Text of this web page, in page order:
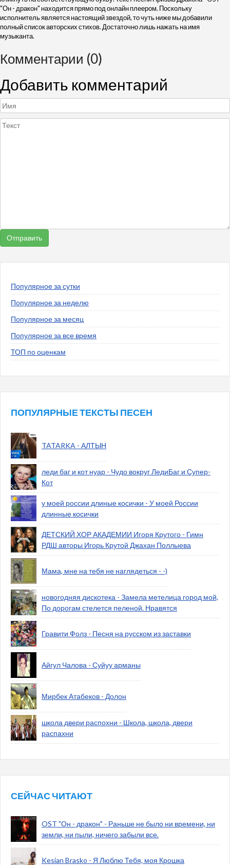
"Он - дракон" находится прямо под онлайн плеером. Поскольку
исполнитель является настоящий звездой, то чуть ниже мы добавили
полный список авторских стихов. Достаточно лишь нажать на имя
музыканта.
Комментарии (0)
Добавить комментарий
Популярное за сутки
Популярное за неделю
Популярное за месяц
Популярное за все время
ТОП по оценкам
ПОПУЛЯРНЫЕ ТЕКСТЫ ПЕСЕН
TATARKA - АЛТЫН
леди баг и кот нуар - Чудо вокруг ЛедиБаг и Супер-
Кот
у моей россии длиные косички - У моей России
длинные косички
ДЕТСКИЙ ХОР АКАДЕМИИ Игоря Крутого - Гимн
РДШ авторы Игорь Крутой Джахан Поллыева
Мама, мне на тебя не наглядеться - -)
новогодняя дискотека - Замела метелица город мой,
По дорогам стелется пеленой. Нравятся
Гравити Фолз - Песня на русском из заставки
Айгул Чалова - Суйуу арманы
Мирбек Атабеков - Долон
школа двери распохни - Школа, школа, двери
распахни
СЕЙЧАС ЧИТАЮТ
OST "Он - дракон" - Раньше не было ни времени, ни
земли, ни пыли, ничего забыли все.
Kesian Brasko - Я Люблю Тебя, моя Крошка